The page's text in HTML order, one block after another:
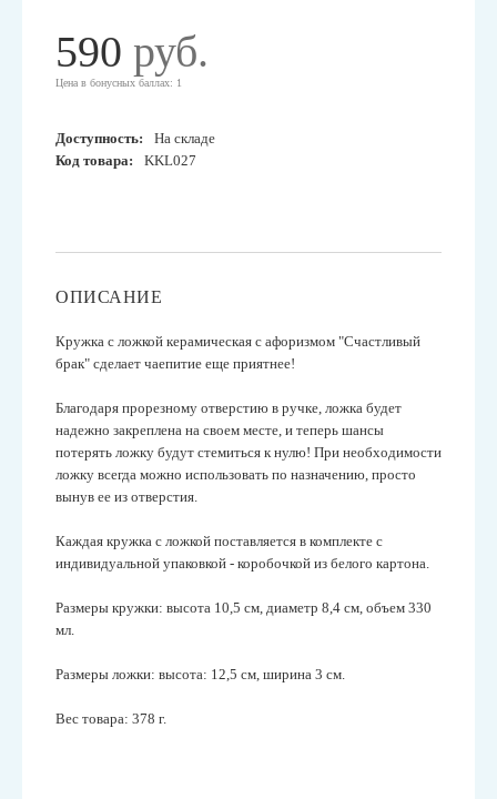
590 руб.
Цена в бонусных баллах: 1
Доступность:
На складе
Код товара:
KKL027
ОПИСАНИЕ
Кружка с ложкой керамическая с афоризмом "Счастливый
брак" сделает чаепитие еще приятнее!
Благодаря прорезному отверстию в ручке, ложка будет
надежно закреплена на своем месте, и теперь шансы
потерять ложку будут стемиться к нулю! При необходимости
ложку всегда можно использовать по назначению, просто
вынув ее из отверстия.
Каждая кружка с ложкой поставляется в комплекте с
индивидуальной упаковкой - коробочкой из белого картона.
Размеры кружки: высота 10,5 см, диаметр 8,4 см, объем 330
мл.
Размеры ложки: высота: 12,5 см, ширина 3 см.
Вес товара: 378 г.